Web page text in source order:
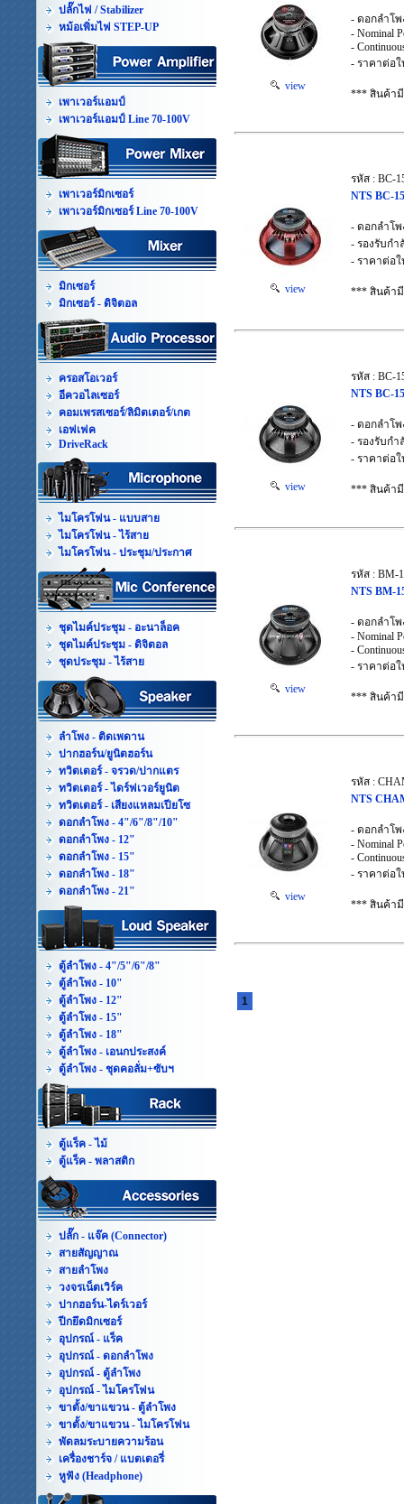
ปลั๊กไฟ / Stabilizer
หม้อเพิ่มไฟ STEP-UP
เพาเวอร์แอมป์
เพาเวอร์แอมป์ Line 70-100V
เพาเวอร์มิกเซอร์
เพาเวอร์มิกเซอร์ Line 70-100V
มิกเซอร์
มิกเซอร์ - ดิจิตอล
ครอสโอเวอร์
อีควอไลเซอร์
คอมเพรสเซอร์/ลิมิตเตอร์/เกต
เอฟเฟค
DriveRack
ไมโครโฟน - แบบสาย
ไมโครโฟน - ไร้สาย
ไมโครโฟน - ประชุม/ประกาศ
ชุดไมค์ประชุม - อะนาล็อค
ชุดไมค์ประชุม - ดิจิตอล
ชุดประชุม - ไร้สาย
ลำโพง - ติดเพดาน
ปากฮอร์น/ยูนิตฮอร์น
ทวิตเตอร์ - จรวด/ปากแตร
ทวิตเตอร์ - ไดร์ฟเวอร์ยูนิต
ทวิตเตอร์ - เสียงแหลมเปียโซ
ดอกลำโพง - 4"/6"/8"/10"
ดอกลำโพง - 12"
ดอกลำโพง - 15"
ดอกลำโพง - 18"
ดอกลำโพง - 21"
ตู้ลำโพง - 4"/5"/6"/8"
ตู้ลำโพง - 10"
ตู้ลำโพง - 12"
ตู้ลำโพง - 15"
ตู้ลำโพง - 18"
ตู้ลำโพง - เอนกประสงค์
ตู้ลำโพง - ชุดคอลั่ม+ซับฯ
ตู้แร็ค - ไม้
ตู้แร็ค - พลาสติก
ปลั๊ก - แจ๊ค (Connector)
สายสัญญาณ
สายลำโพง
วงจรเน็ตเวิร์ค
ปากฮอร์น-ไดร์เวอร์
ปีกยึดมิกเซอร์
อุปกรณ์ - แร็ค
อุปกรณ์ - ดอกลำโพง
อุปกรณ์ - ตู้ลำโพง
อุปกรณ์ - ไมโครโฟน
ขาตั้ง/ขาแขวน - ตู้ลำโพง
ขาตั้ง/ขาแขวน - ไมโครโฟน
พัดลมระบายความร้อน
เครื่องชาร์จ / แบตเตอรี่
หูฟัง (Headphone)
view
- ดอกลำโพ
- Nominal
-
- ราคาต่อใ
*** สินค้า
view
รหัส : BC-
NTS BC-
- ดอกลำโพ
- รองรับกำ
- ราคาต่อใ
*** สินค้า
view
รหัส : BC-
NTS BC-
- ดอกลำโพ
- รองรับกำ
- ราคาต่อใ
*** สินค้า
view
รหัส : BM-
NTS BM-
- ดอกลำโพ
- Nominal
-
- ราคาต่อใ
*** สินค้า
view
รหัส :
NTS
- ดอกลำโพ
- Nominal
-
- ราคาต่อใ
*** สินค้า
1